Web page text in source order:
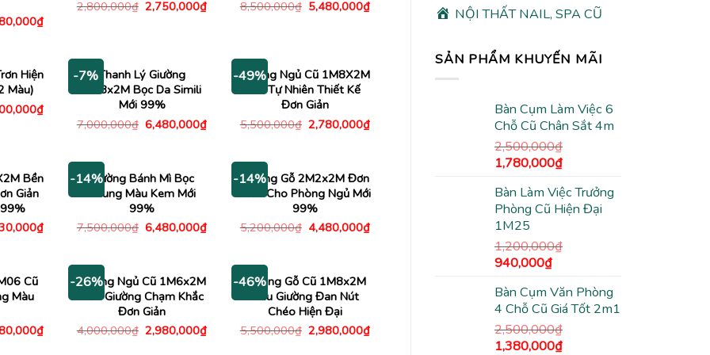
NỘI THẤT NAIL, SPA CŨ
SẢN PHẨM KHUYẾN MÃI
Bàn Cụm Làm Việc 6
Chỗ Cũ Chân Sắt 4m
2,500,000₫
Giá
là:
2,500,000₫.
1,780,000₫Giá
tại
là:
Bàn Làm Việc Trưởng
Phòng Cũ Hiện Đại
1M25
1,200,000₫
Giá
là:
1,200,000₫.
940,000₫Giá
tại
là:
940,000₫.
Bàn Cụm Văn Phòng
4 Chỗ Cũ Giá Tốt 2m1
2,500,000₫
Giá
1,380,000₫Giá
₫Giá
1,980,000₫.
2,800,000₫ Giá
gốc
2,750,000₫Giá
8,500,000₫ Giá
gốc
5,480,000₫Giá
Hiện
Màu)
₫Giá
-7% Thanh Lý Giường
1M8x2M Bọc Da Simili
Mới 99%
7,000,000₫ Giá
gốc
6,480,000₫Giá
6,480,000₫.
-49%
Giường Ngủ Cũ 1M8X2M
Gỗ Tự Nhiên Thiết Kế
Đơn Giản
5,500,000₫ Giá
gốc
2,780,000₫Giá
Bền
Giản
₫Giá
2,730,000₫.
-14%Giường Bánh Mì Bọc
Nhung Màu Kem Mới
99%
7,500,000₫ Giá
gốc
6,480,000₫Giá
6,480,000₫.
-14%
Giường Gỗ 2M2x2M Đơn
Giản Cho Phòng Ngủ Mới
99%
5,200,000₫ Giá
gốc
4,480,000₫Giá
Cũ
Màu
₫Giá
-26%
Giường Ngủ Cũ 1M6x2M
Đầu Giường Chạm Khắc
Đơn Giản
4,000,000₫ Giá
gốc
2,980,000₫Giá
-46%
Giường Gỗ Cũ 1M8x2M
Đầu Giường Đan Nút
Chéo Hiện Đại
5,500,000₫ Giá
gốc
2,980,000₫Giá